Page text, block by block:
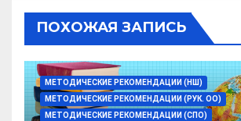
ПОХОЖАЯ ЗАПИСЬ
МЕТОДИЧЕСКИЕ РЕКОМЕНДАЦИИ (НШ)
МЕТОДИЧЕСКИЕ РЕКОМЕНДАЦИИ (РУК. ОО)
МЕТОДИЧЕСКИЕ РЕКОМЕНДАЦИИ (СПО)